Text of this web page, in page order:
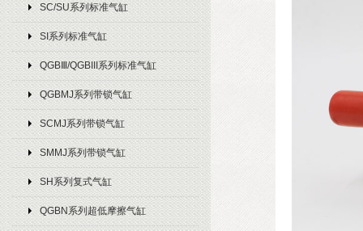
SC/SU系列标准气缸
SI系列标准气缸
QGBⅢ/QGBIII系列标准气缸
QGBMJ系列带锁气缸
SCMJ系列带锁气缸
SMMJ系列带锁气缸
SH系列复式气缸
QGBN系列超低摩擦气缸